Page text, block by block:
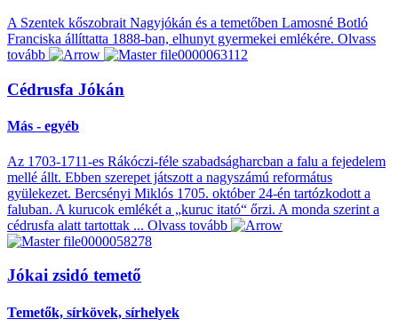
A Szentek kőszobrait Nagyjókán és a temetőben Lamosné Botló
Franciska állíttatta 1888-ban, elhunyt gyermekei emlékére. Olvass
tovább
Cédrusfa Jókán
Más - egyéb
Az 1703-1711-es Rákóczi-féle szabadságharcban a falu a fejedelem
mellé állt. Ebben szerepet játszott a nagyszámú református
gyülekezet. Bercsényi Miklós 1705. október 24-én tartózkodott a
faluban. A kurucok emlékét a „kuruc itató“ őrzi. A monda szerint a
cédrusfa alatt tartottak ... Olvass tovább
Jókai zsidó temető
Temetők, sírkövek, sírhelyek